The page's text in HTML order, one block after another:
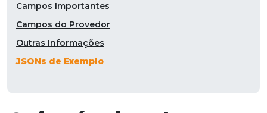
Campos Importantes
Campos do Provedor
Outras Informações
JSONs de Exemplo